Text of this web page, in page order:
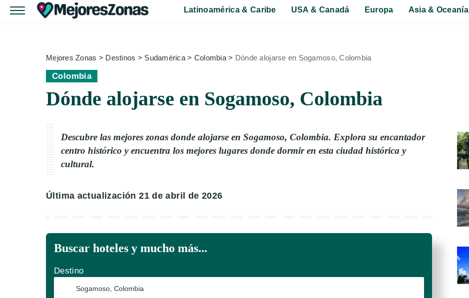
Latinoamérica & Caribe USA & Canadá Europa Asia & Oceanía
Mejores Zonas > Destinos > Sudamérica > Colombia > Dónde alojarse en Sogamoso, Colombia
Colombia
Dónde alojarse en Sogamoso, Colombia
Descubre las mejores zonas donde alojarse en Sogamoso, Colombia. Explora su encantador
centro histórico y encuentra los mejores lugares donde dormir en esta ciudad histórica y
cultural.
Última actualización 21 de abril de 2026
Buscar hoteles y mucho más...
Destino